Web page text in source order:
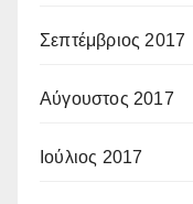
Σεπτέμβριος 2017
Αύγουστος 2017
Ιούλιος 2017